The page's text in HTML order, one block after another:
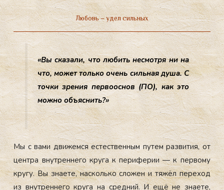
Любовь – удел сильных
«Вы ска­зали, что лю­бить нес­мотря ни на
что, мо­жет толь­ко очень силь­ная ду­ша. С
точ­ки зре­ния пер­во­ос­нов (ПО), как это
мож­но объ­яс­нить?»
Мы с ва­ми дви­жем­ся ес­тес­твен­ным пу­тем раз­ви­тия, от
цен­тра внут­ренне­го кру­га к пе­рифе­рии — к пер­во­му
кру­гу. Вы зна­ете, нас­коль­ко сло­жен и тя­жёл пе­реход
из внут­ренне­го кру­га на сред­ний. И ещё не зна­ете,